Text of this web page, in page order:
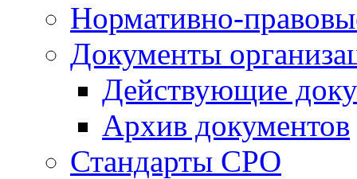
Нормативно-
Документы
Действующие
Архив документов
Стандарты СРО